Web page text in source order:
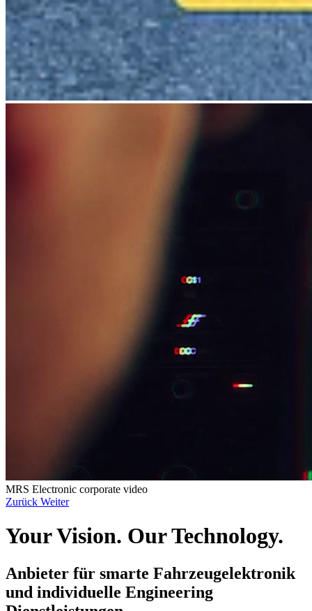
MRS Electronic corporate video
Zurück Weiter
Your Vision. Our Technology.
Anbieter für smarte Fahrzeugelektronik
und individuelle Engineering